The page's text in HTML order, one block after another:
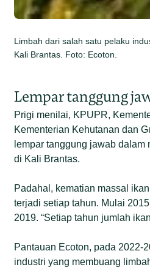
Limbah dari salah satu pelaku
Kali Brantas. Foto: Ecoton.
Lempar tanggung
Prigi menilai, KPUPR,
Kementerian Kehutanan dan
lempar tanggung jawab dalam
di Kali Brantas.
Padahal, kematian massal
terjadi setiap tahun. Mulai
2019. “Setiap tahun jumlah
Pantauan Ecoton, pada 2022-
industri yang membuang